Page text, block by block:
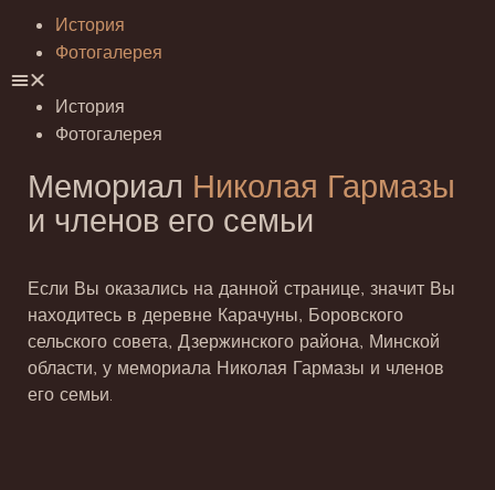
История
Фотогалерея
История
Фотогалерея
Мемориал Николая Гармазы
и членов его семьи
Если Вы оказались на данной странице, значит Вы
находитесь в деревне Карачуны, Боровского
сельского совета, Дзержинского района, Минской
области, у мемориала Николая Гармазы и членов
его семьи.